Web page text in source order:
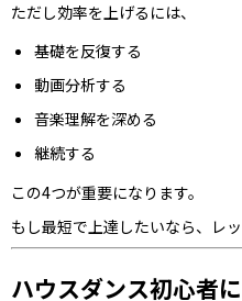
ただし効率を上げるには、
基礎を反復する
動画分析する
音楽理解を深める
継続する
この4つが重要になります。
もし最短で上達したいなら、レ
ハウスダンス初心者